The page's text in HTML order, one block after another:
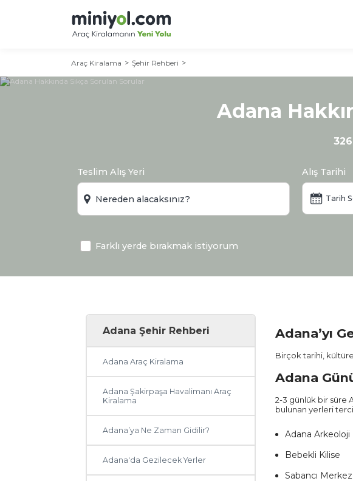
Araç Kiralama Şehir Rehberi
Adana
Teslim Alış Yeri Alış Tarihi
Farklı yerde bırakmak istiyorum
Adana Şehir Rehberi
Adana Araç Kiralama
Adana Şakirpaşa Havalimanı Araç
Kiralama
Adana’ya Ne Zaman Gidilir?
Adana'da Gezilecek Yerler
Adana’yı
Birçok tarihi,
Adana
2-3 günlük bir süre
bulunan yerleri
Adana Arkeoloji
Bebekli Kilise
Sabancı